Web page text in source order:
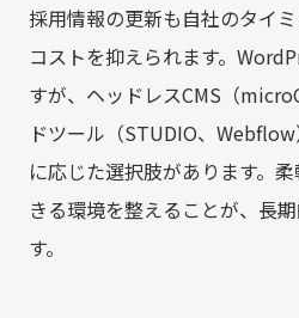
採用情報の更新も自社のタイ
コストを抑えられます。
すが、ヘッドレスCMS（
ドツール（STUDIO、
に応じた選択肢があります。
きる環境を整えることが、長
す。